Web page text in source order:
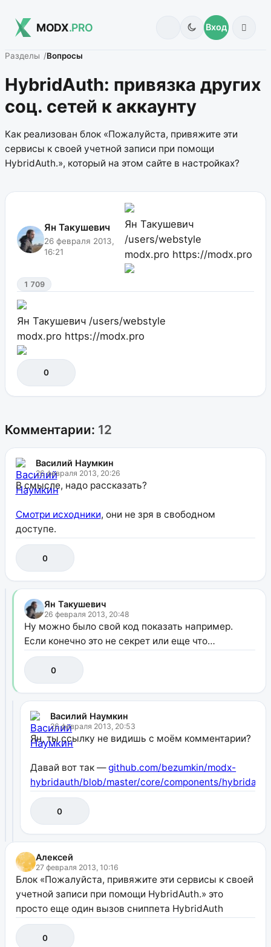
MODX.PRO Вход
Разделы Вопросы
HybridAuth: привязка других
соц. сетей к аккаунту
Как реализован блок «Пожалуйста, привяжите эти
сервисы к своей учетной записи при помощи
HybridAuth.», который на этом сайте в настройках?
Ян Такушевич
26 февраля 2013,
16:21
Ян Такушевич
/users/webstyle
modx.pro https://modx.pro
1 709
Ян Такушевич /users/webstyle
modx.pro https://modx.pro
0
Комментарии: 12
Василий Наумкин
26 февраля 2013, 20:26
В смысле, надо рассказать?
Смотри исходники, они не зря в свободном
доступе.
0
Ян Такушевич
26 февраля 2013, 20:48
Ну можно было свой код показать например.
Если конечно это не секрет или еще что…
0
Василий Наумкин
26 февраля 2013, 20:53
Ян, ты ссылку не видишь с моём комментарии?
Давай вот так —github.com/bezumkin/modx-
hybridauth/blob/master/core/components/
0
Алексей
27 февраля 2013, 10:16
Блок «Пожалуйста, привяжите эти сервисы к своей
учетной записи при помощи HybridAuth.» это
просто еще один вызов сниппета HybridAuth
0